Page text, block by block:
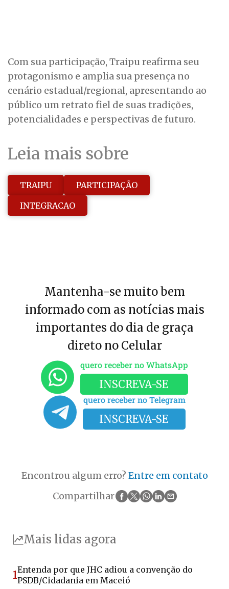
Com sua participação, Traipu reafirma seu
protagonismo e amplia sua presença no
cenário estadual/regional, apresentando ao
público um retrato fiel de suas tradições,
potencialidades e perspectivas de futuro.
Leia mais sobre
TRAIPU
PARTICIPAÇÃO
INTEGRACAO
Mantenha-se muito bem
informado com as notícias mais
importantes do dia de graça
direto no Celular
quero receber no WhatsApp
INSCREVA-SE
quero receber no Telegram
INSCREVA-SE
Encontrou algum erro? Entre em contato
Compartilhar
Mais lidas agora
1Entenda por que JHC adiou a convenção do
PSDB/Cidadania em Maceió